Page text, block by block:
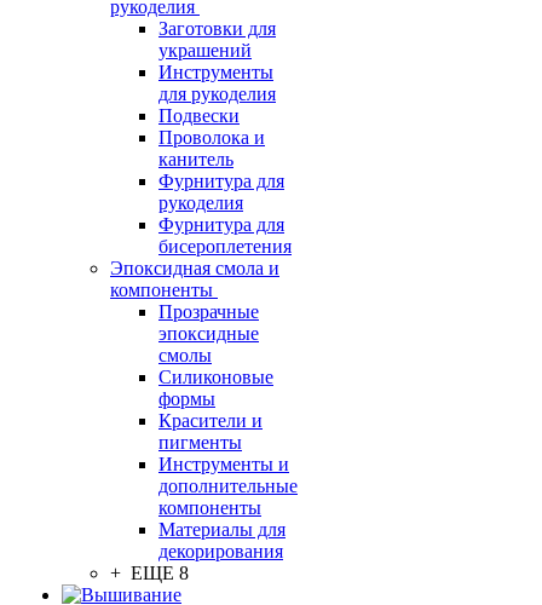
рукоделия
Заготовки для
украшений
Инструменты
для рукоделия
Подвески
Проволока и
канитель
Фурнитура для
рукоделия
Фурнитура для
бисероплетения
Эпоксидная смола и
компоненты
Прозрачные
эпоксидные
смолы
Силиконовые
формы
Красители и
пигменты
Инструменты и
дополнительные
компоненты
Материалы для
декорирования
+ ЕЩЕ 8